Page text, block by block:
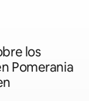
los
Pomerania